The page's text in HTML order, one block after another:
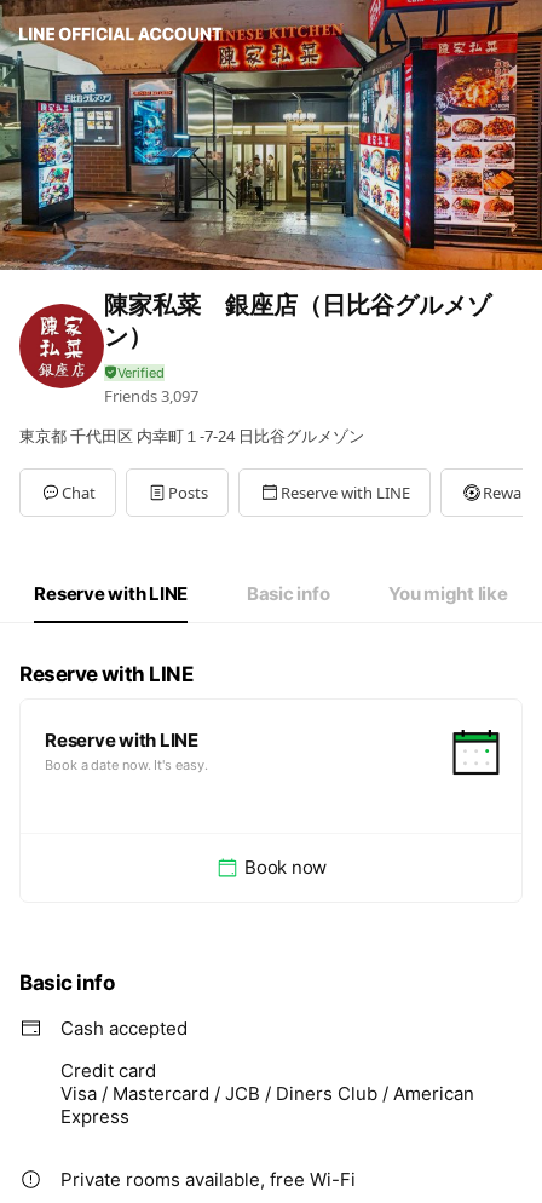
陳家私菜 銀座店（日比谷グルメゾ
ン）
Friends3,097
東京都 千代田区 内幸町１-7-24 日比谷グルメゾン
Chat Posts Reserve with LINE Reward
Reserve with LINE Basic info You might like
Reserve with LINE
Reserve with LINE
Book a date now. It's easy.
Book now
Basic info
Cash accepted
Credit card
Visa / Mastercard / JCB / Diners Club / American
Express
Private rooms available, free Wi-Fi